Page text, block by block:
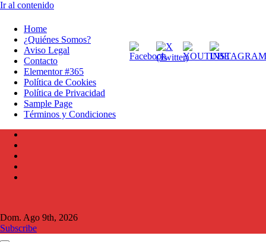
Ir al contenido
Home
¿Quiénes Somos?
Aviso Legal
Contacto
Elementor #365
Política de Cookies
Política de Privacidad
Sample Page
Términos y Condiciones
Dom. Ago 9th, 2026
Subscribe